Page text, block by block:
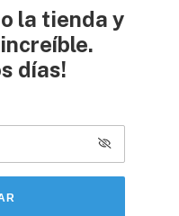
la tienda y
días!